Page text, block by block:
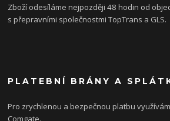
Zboží odesíláme nejpozději 48 hodin od
s přepravními společnostmi TopTrans a GLS.
PLATEBNÍ BRÁNY A
Pro zrychlenou a bezpečnou platbu
Comgate.